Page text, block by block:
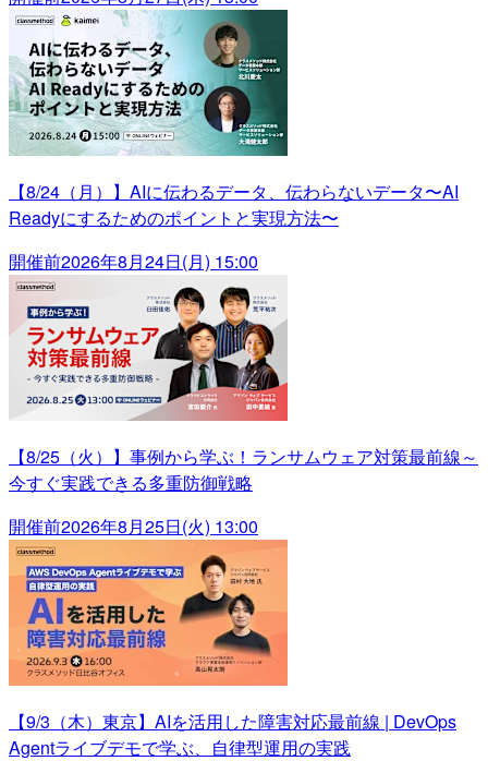
【8/24（月）】AIに伝わるデータ、伝わらないデータ〜AI
Readyにするためのポイントと実現方法〜
開催前2026年8月24日(月) 15:00
【8/25（火）】事例から学ぶ！ランサムウェア対策最前線～
今すぐ実践できる多重防御戦略
開催前2026年8月25日(火) 13:00
【9/3（木）東京】AIを活用した障害対応最前線 | DevOps
Agentライブデモで学ぶ、自律型運用の実践